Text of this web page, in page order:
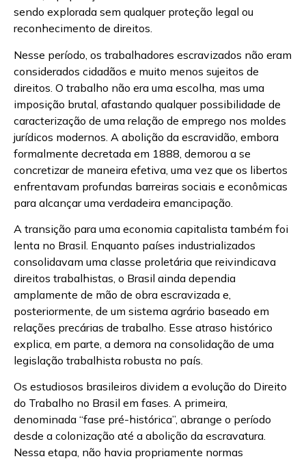
sendo explorada sem qualquer proteção legal ou
reconhecimento de direitos.
Nesse período, os trabalhadores escravizados não eram
considerados cidadãos e muito menos sujeitos de
direitos. O trabalho não era uma escolha, mas uma
imposição brutal, afastando qualquer possibilidade de
caracterização de uma relação de emprego nos moldes
jurídicos modernos. A abolição da escravidão, embora
formalmente decretada em 1888, demorou a se
concretizar de maneira efetiva, uma vez que os libertos
enfrentavam profundas barreiras sociais e econômicas
para alcançar uma verdadeira emancipação.
A transição para uma economia capitalista também foi
lenta no Brasil. Enquanto países industrializados
consolidavam uma classe proletária que reivindicava
direitos trabalhistas, o Brasil ainda dependia
amplamente de mão de obra escravizada e,
posteriormente, de um sistema agrário baseado em
relações precárias de trabalho. Esse atraso histórico
explica, em parte, a demora na consolidação de uma
legislação trabalhista robusta no país.
Os estudiosos brasileiros dividem a evolução do Direito
do Trabalho no Brasil em fases. A primeira,
denominada “fase pré-histórica”, abrange o período
desde a colonização até a abolição da escravatura.
Nessa etapa, não havia propriamente normas